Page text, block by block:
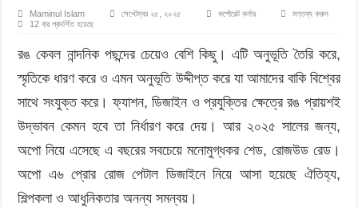
Maminul Islam সেপ্টেম্বর ২৫, ২০২৫ কর্পোরেট কর্নার
মন্তব্য করুন
12 বার প্রদর্শিত হয়েছে
রঙ কেবল নান্দনিক পছন্দের চেয়েও বেশি কিছু। এটি অনুভূতি তৈরি করে,
স্মৃতিকে ধারণ করে ও এমন অনুভূতি উদ্দীপ্ত করে যা আমাদের বাকি বিশ্বের
সাথে সংযুক্ত করে। ফ্যাশন, ডিজাইন ও প্রযুক্তির ক্ষেত্রে রঙ প্রায়শই
উদ্ভাবন কেমন হবে তা নির্ধারণ করে দেয়। আর ২০২৫ সালের জন্য,
অপো নিয়ে এসেছে এ বছরের সবচেয়ে মনোমুগ্ধকর শেড, রোজউড রেড।
অপো এ৬ প্রোর রোজ পেটাল ডিজাইনে নিয়ে আসা হয়েছে ঐতিহ্য,
শিল্পকলা ও আধুনিকতার অনন্য সমন্বয়।